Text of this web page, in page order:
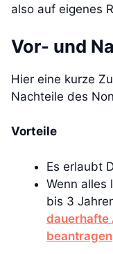
also auf eigenes
Vor- und
Hier eine kurze
Nachteile des
Vorteile
Es erlaubt
Wenn alles
bis 3
dauerhafte
beantragen